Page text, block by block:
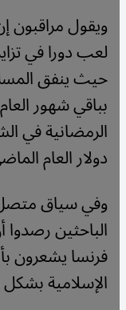
ويقول مراقبون
لعب دورا في
حيث ينفق
بباقي شهور
دولار العام
وفي سياق متصل
الباحثين
فرنسا يشعرون
الإسلامية بشكل